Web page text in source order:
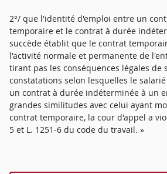
2°/ que l'identité d'emploi entre un
temporaire et le contrat à durée
succède établit que le contrat
l'activité normale et permanente de
tirant pas les conséquences légales de
constatations selon lesquelles le
un contrat à durée indéterminée à un
grandes similitudes avec celui ayant
contrat temporaire, la cour d'appel a
5 et L. 1251-6 du code du travail. »